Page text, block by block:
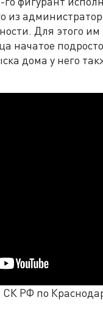
из
Для этого
начатое
дома у него
РФ по